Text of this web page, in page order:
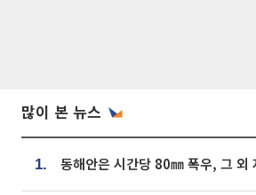
많이 본 뉴스
1.